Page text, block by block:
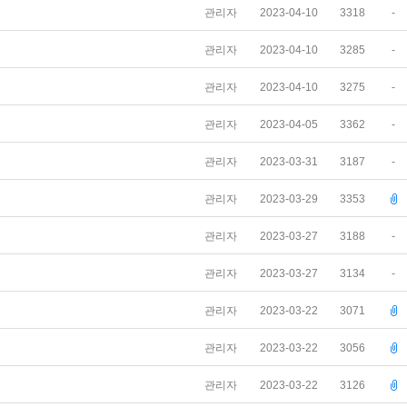
관리자 2023-04-10 3318 -
관리자 2023-04-10 3285 -
관리자 2023-04-10 3275 -
관리자 2023-04-05 3362 -
관리자 2023-03-31 3187 -
관리자 2023-03-29 3353
관리자 2023-03-27 3188 -
관리자 2023-03-27 3134 -
관리자 2023-03-22 3071
관리자 2023-03-22 3056
관리자 2023-03-22 3126